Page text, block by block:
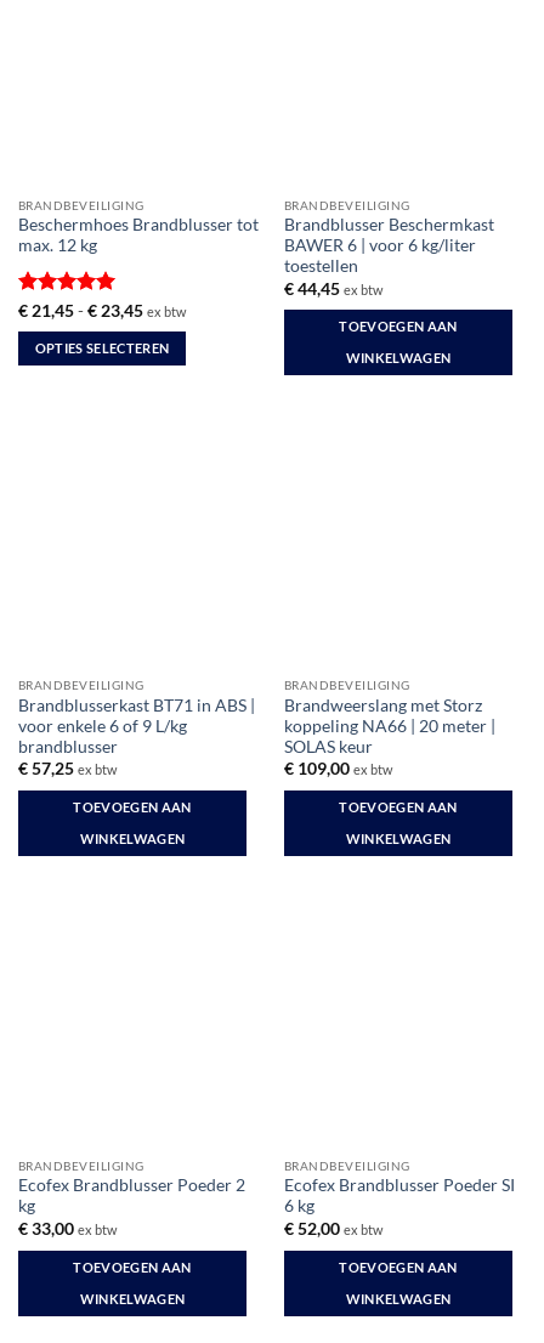
BRANDBEVEILIGING
Beschermhoes Brandblusser tot
max. 12 kg
Gewaardeerd
5uit 5
€21,45 - €23,45Prijsklasse:
tot
€ 23,45
ex btw
OPTIES SELECTEREN
productpagina
BRANDBEVEILIGING
Brandblusser Beschermkast
BAWER 6 | voor 6 kg/liter
toestellen
€44,45 ex btw
TOEVOEGEN AAN
WINKELWAGEN
BRANDBEVEILIGING
Brandblusserkast BT71 in ABS |
voor enkele 6 of 9 L/kg
brandblusser
€57,25 ex btw
TOEVOEGEN AAN
WINKELWAGEN
BRANDBEVEILIGING
Brandweerslang met Storz
koppeling NA66 | 20 meter |
SOLAS keur
€109,00 ex btw
TOEVOEGEN AAN
WINKELWAGEN
BRANDBEVEILIGING
Ecofex Brandblusser Poeder 2
kg
€33,00 ex btw
TOEVOEGEN AAN
WINKELWAGEN
BRANDBEVEILIGING
Ecofex Brandblusser Poeder SI
6 kg
€52,00 ex btw
TOEVOEGEN AAN
WINKELWAGEN